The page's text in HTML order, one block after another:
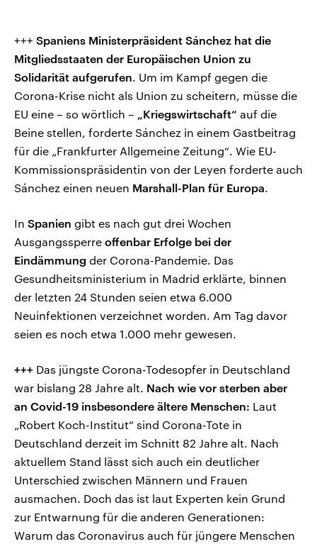
+++ Spaniens Ministerpräsident Sánchez hat die
Mitgliedsstaaten der Europäischen Union zu
Solidarität aufgerufen. Um im Kampf gegen die
Corona-Krise nicht als Union zu scheitern, müsse die
EU eine – so wörtlich – „Kriegswirtschaft“ auf die
Beine stellen, forderte Sánchez in einem Gastbeitrag
für die „Frankfurter Allgemeine Zeitung“. Wie EU-
Kommissionspräsidentin von der Leyen forderte auch
Sánchez einen neuen Marshall-Plan für Europa.
In Spanien gibt es nach gut drei Wochen
Ausgangssperre offenbar Erfolge bei der
Eindämmung der Corona-Pandemie. Das
Gesundheitsministerium in Madrid erklärte, binnen
der letzten 24 Stunden seien etwa 6.000
Neuinfektionen verzeichnet worden. Am Tag davor
seien es noch etwa 1.000 mehr gewesen.
+++ Das jüngste Corona-Todesopfer in Deutschland
war bislang 28 Jahre alt. Nach wie vor sterben aber
an Covid-19 insbesondere ältere Menschen: Laut
„Robert Koch-Institut“ sind Corona-Tote in
Deutschland derzeit im Schnitt 82 Jahre alt. Nach
aktuellem Stand lässt sich auch ein deutlicher
Unterschied zwischen Männern und Frauen
ausmachen. Doch das ist laut Experten kein Grund
zur Entwarnung für die anderen Generationen:
Warum das Coronavirus auch für jüngere Menschen